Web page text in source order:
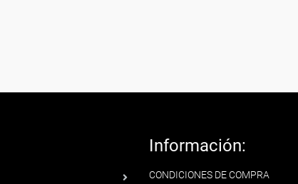
Información:
CONDICIONES DE COMPRA